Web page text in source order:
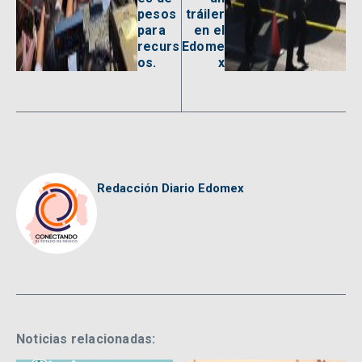
pesos
para
recurs
os.
tráiler
en el
Edome
x
Redacción Diario Edomex
Noticias relacionadas: